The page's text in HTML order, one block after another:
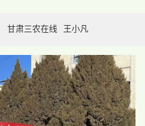
甘肃三农在线 王小凡